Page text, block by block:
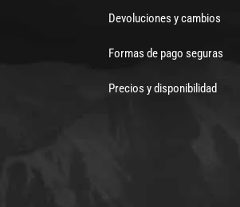
Devoluciones y cambios
Formas de pago seguras
Precios y disponibilidad